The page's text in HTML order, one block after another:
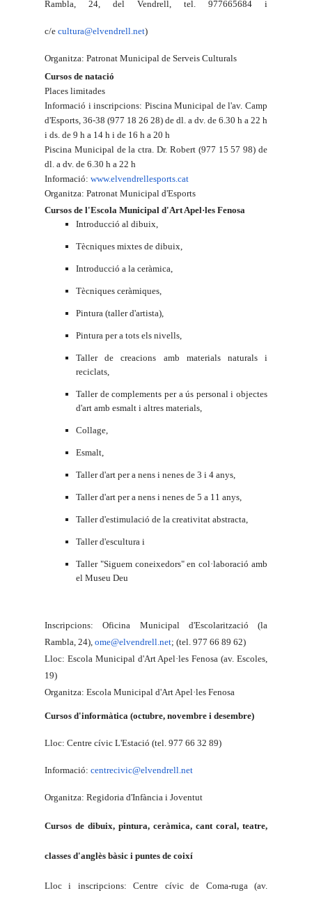
Rambla, 24, del Vendrell, tel. 977665684 i
c/e cultura@elvendrell.net)
Organitza: Patronat Municipal de Serveis Culturals
Cursos de natació
Places limitades
Informació i inscripcions: Piscina Municipal de l'av. Camp
d'Esports, 36-38 (977 18 26 28) de dl. a dv. de 6.30 h a 22 h
i ds. de 9 h a 14 h i de 16 h a 20 h
Piscina Municipal dela ctra. Dr. Robert(977 15 57 98) de
dl. a dv. de 6.30 h a 22 h
Informació: www.elvendrellesports.cat
Organitza: Patronat Municipal d'Esports
Cursos de l'Escola Municipal d'Art Apel·les Fenosa
Introducció al dibuix,
Tècniques mixtes de dibuix,
Introducció a la ceràmica,
Tècniques ceràmiques,
Pintura (taller d'artista),
Pintura per a tots els nivells,
Taller de creacions amb materials naturals i
reciclats,
Taller de complements per a ús personal i objectes
d'art amb esmalt i altres materials,
Collage,
Esmalt,
Taller d'art per a nens i nenes de 3 i 4 anys,
Taller d'art per a nens i nenes de 5 a 11 anys,
Taller d'estimulació de la creativitat abstracta,
Taller d'escultura i
Taller "Siguem coneixedors" en col·laboració amb
el Museu Deu
Inscripcions: Oficina Municipal d'Escolarització (la
Rambla, 24), ome@elvendrell.net; (tel. 977 66 89 62)
Lloc: Escola Municipal d'Art Apel·les Fenosa (av. Escoles,
19)
Organitza: Escola Municipal d'Art Apel·les Fenosa
Cursos d'informàtica (octubre, novembre i desembre)
Lloc: Centre cívic L'Estació (tel. 977 66 32 89)
Informació: centrecivic@elvendrell.net
Organitza: Regidoria d'Infància i Joventut
Cursos de dibuix, pintura, ceràmica, cant coral, teatre,
classes d'anglès bàsic i puntes de coixí
Lloc i inscripcions: Centre cívic de Coma-ruga (av.